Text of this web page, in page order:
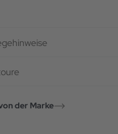
der Marke